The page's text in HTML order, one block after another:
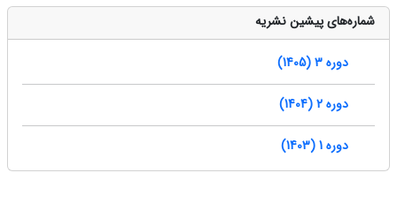
شماره‌های پیشین نشریه
دوره 3 (1405)
دوره 2 (1404)
دوره 1 (1403)